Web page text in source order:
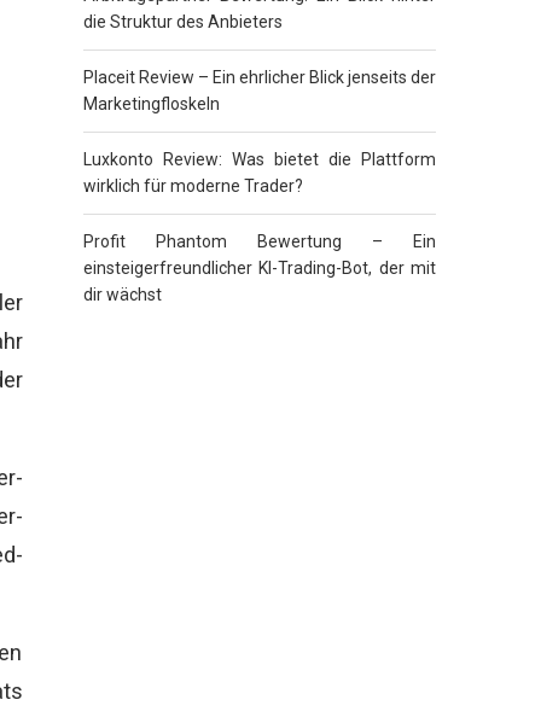
die Struktur des Anbieters
Placeit Review – Ein ehrlicher Blick jenseits der
Marketingfloskeln
Luxkonto Review: Was bietet die Plattform
wirklich für moderne Trader?
Profit Phantom Bewertung – Ein
einsteigerfreundlicher KI-Trading-Bot, der mit
dir wächst